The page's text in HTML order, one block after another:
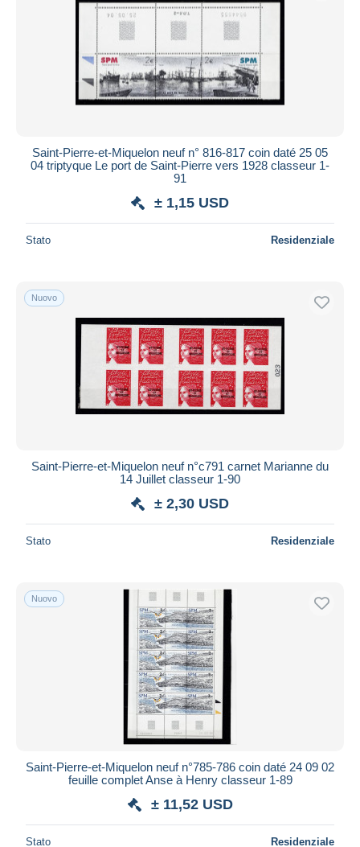
Saint-Pierre-et-Miquelon neuf n° 816-817 coin daté 25 05
04 triptyque Le port de Saint-Pierre vers 1928 classeur 1-
91
± 1,15 USD
Stato Residenziale
Nuovo
Saint-Pierre-et-Miquelon neuf n°c791 carnet Marianne du
14 Juillet classeur 1-90
± 2,30 USD
Stato Residenziale
Nuovo
Saint-Pierre-et-Miquelon neuf n°785-786 coin daté 24 09 02
feuille complet Anse à Henry classeur 1-89
± 11,52 USD
Stato Residenziale